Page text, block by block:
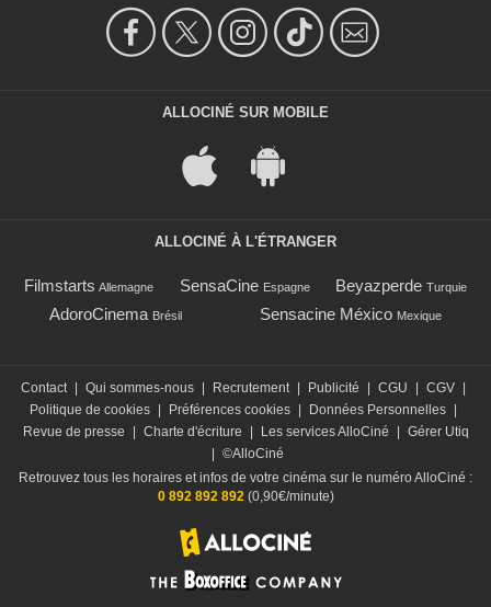
ALLOCINÉ SUR MOBILE
ALLOCINÉ À L'ÉTRANGER
Filmstarts Allemagne SensaCine Espagne Beyazperde Turquie
AdoroCinema Brésil Sensacine México Mexique
Contact Qui sommes-nous Recrutement Publicité CGU CGV
Politique de cookies
Préférences cookies Données Personnelles
Revue de presse
Charte d'écriture Les services AlloCiné
Gérer Utiq
©AlloCiné
Retrouvez tous les horaires et infos de votre cinéma sur le numéro AlloCiné :
0 892 892 892(0,90€/minute)